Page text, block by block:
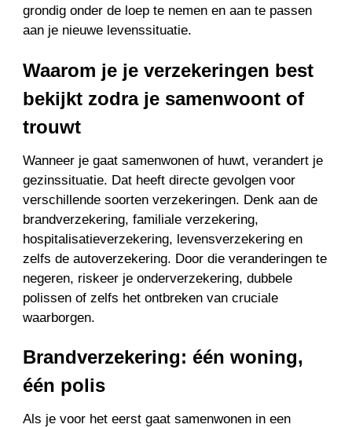
grondig onder de loep te nemen en aan te passen
aan je nieuwe levenssituatie.
Waarom je je verzekeringen best
bekijkt zodra je samenwoont of
trouwt
Wanneer je gaat samenwonen of huwt, verandert je
gezinssituatie. Dat heeft directe gevolgen voor
verschillende soorten verzekeringen. Denk aan de
brandverzekering, familiale verzekering,
hospitalisatieverzekering, levensverzekering en
zelfs de autoverzekering. Door die veranderingen te
negeren, riskeer je onderverzekering, dubbele
polissen of zelfs het ontbreken van cruciale
waarborgen.
Brandverzekering: één woning,
één polis
Als je voor het eerst gaat samenwonen in een